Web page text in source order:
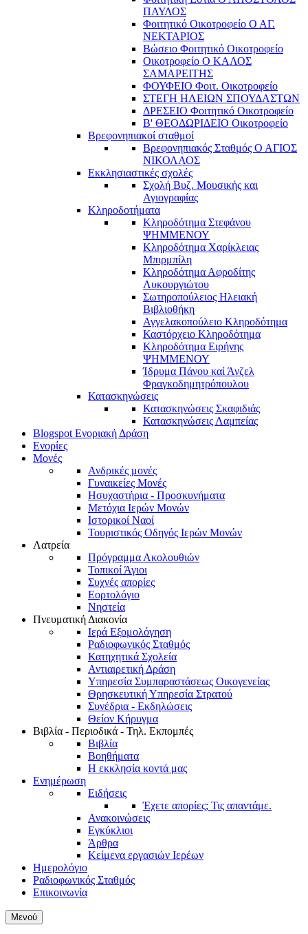
ΠΑΥΛΟΣ
Φοιτητικό Οικοτροφείο Ο ΑΓ.
ΝΕΚΤΑΡΙΟΣ
Βώσειο Φοιτητικό Οικοτροφείο
Οικοτροφείο Ο ΚΑΛΟΣ
ΣΑΜΑΡΕΙΤΗΣ
ΦΟΥΦΕΙΟ Φοιτ. Οικοτροφείο
ΣΤΕΓΗ ΗΛΕΙΩΝ ΣΠΟΥΔΑΣΤΩΝ
ΔΡΕΣΕΙΟ Φοιτητικό Οικοτροφείο
Β' ΘΕΟΔΩΡΙΔΕΙΟ Οικοτροφείο
Βρεφονηπιακοί σταθμοί
Βρεφονηπιακός Σταθμός Ο ΑΓΙΟΣ
ΝΙΚΟΛΑΟΣ
Εκκλησιαστικές σχολές
Σχολή Βυζ. Μουσικής και
Αγιογραφίας
Κληροδοτήματα
Κληροδότημα Στεφάνου
ΨΗΜΜΕΝΟΥ
Κληροδότημα Χαρίκλειας
Μπιρμπίλη
Κληροδότημα Αφροδίτης
Λυκουργιώτου
Σωτηροπούλειος Ηλειακή
Βιβλιοθήκη
Αγγελακοπούλειο Κληροδότημα
Καστόρχειο Κληροδότημα
Κληροδότημα Ειρήνης
ΨΗΜΜΕΝΟΥ
Ίδρυμα Πάνου καί Άνζελ
Φραγκοδημητρόπουλου
Κατασκηνώσεις
Κατασκηνώσεις Σκαφιδιάς
Κατασκηνώσεις Λαμπείας
Blogspot Ενοριακή Δράση
Ενορίες
Μονές
Ανδρικές μονές
Γυναικείες Μονές
Ησυχαστήρια - Προσκυνήματα
Μετόχια Ιερών Μονών
Ιστορικοί Ναοί
Τουριστικός Οδηγός Ιερών Μονών
Λατρεία
Πρόγραμμα Ακολουθιών
Τοπικοί Άγιοι
Συχνές απορίες
Εορτολόγιο
Νηστεία
Πνευματική Διακονία
Ιερά Εξομολόγηση
Ραδιοφωνικός Σταθμός
Κατηχητικά Σχολεία
Αντιαιρετική Δράση
Υπηρεσία Συμπαραστάσεως Οικογενείας
Θρησκευτική Υπηρεσία Στρατού
Συνέδρια - Εκδηλώσεις
Θείον Κήρυγμα
Βιβλία - Περιοδικά - Τηλ. Εκπομπές
Βιβλία
Βοηθήματα
Η εκκλησία κοντά μας
Ενημέρωση
Ειδήσεις
Έχετε απορίες; Τις απαντάμε.
Ανακοινώσεις
Εγκύκλιοι
Άρθρα
Κείμενα εργασιών Ιερέων
Ημερολόγιο
Ραδιοφωνικός Σταθμός
Επικοινωνία
Μενού